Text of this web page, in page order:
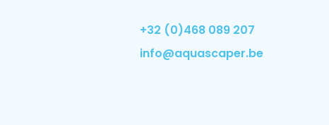
+32 (0)468 089 207
info@aquascaper.be